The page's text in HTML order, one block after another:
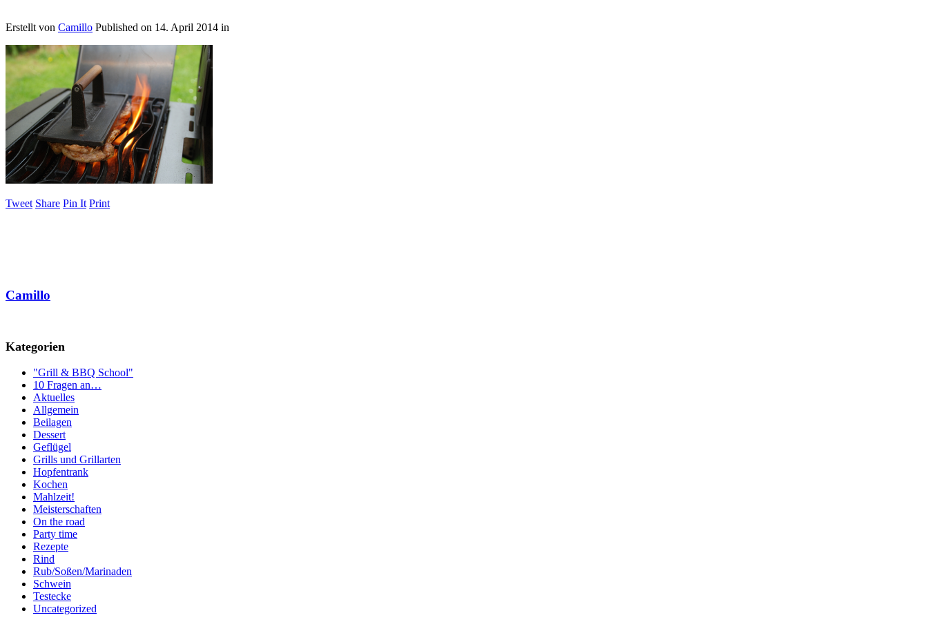
Erstellt von Camillo Published on 14. April 2014 in
Tweet Share Pin It Print
Camillo
Kategorien
"Grill & BBQ School"
10 Fragen an…
Aktuelles
Allgemein
Beilagen
Dessert
Geflügel
Grills und Grillarten
Hopfentrank
Kochen
Mahlzeit!
Meisterschaften
On the road
Party time
Rezepte
Rind
Rub/Soßen/Marinaden
Schwein
Testecke
Uncategorized